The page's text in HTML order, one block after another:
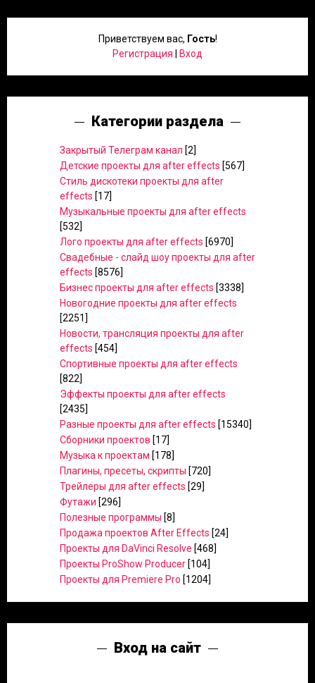
Приветствуем вас, Гость!
Регистрация
Вход
Категории раздела
Закрытый Телеграм канал [2]
Детские проекты для after effects [567]
Стиль дискотеки проекты для after
effects [17]
Музыкальные проекты для after effects
[532]
Лого проекты для after effects [6970]
Свадебные - слайд шоу проекты для after
effects [8576]
Бизнес проекты для after effects [3338]
Новогодние проекты для after effects
[2251]
Новости, трансляция проекты для after
effects [454]
Спортивные проекты для after effects
[822]
Эффекты проекты для after effects
[2435]
Разные проекты для after effects [15340]
Сборники проектов [17]
Музыка к проектам [178]
Плагины, пресеты, скрипты [720]
Трейлеры для after effects [29]
Футажи [296]
Полезные программы [8]
Продажа проектов After Effects [24]
Проекты для DaVinci Resolve [468]
Проекты ProShow Producer [104]
Проекты для Premiere Pro [1204]
Вход на сайт